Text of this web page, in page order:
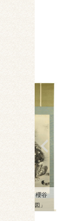
木島 櫻谷
「乕図」